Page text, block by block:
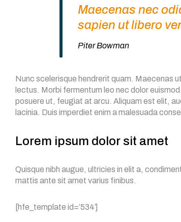
Ostravě
okolí.
koberců,
a
domácností
rychlým
objednáním
kvalitním
výsledkem.
Maecenas nec
sapien ut libero
Piter Bowman
Nunc scelerisque hendrerit quam. Maecenas
lectus. Morbi fermentum leo nec dolor
posuere ut, feugiat at arcu. Aliquam est elit,
lacinia. Duis imperdiet enim a malesuada
Lorem ipsum dolor sit amet
Quisque nibh augue, ultricies in elit a,
mattis ante sit amet varius finibus.
[hfe_template id=’534′]